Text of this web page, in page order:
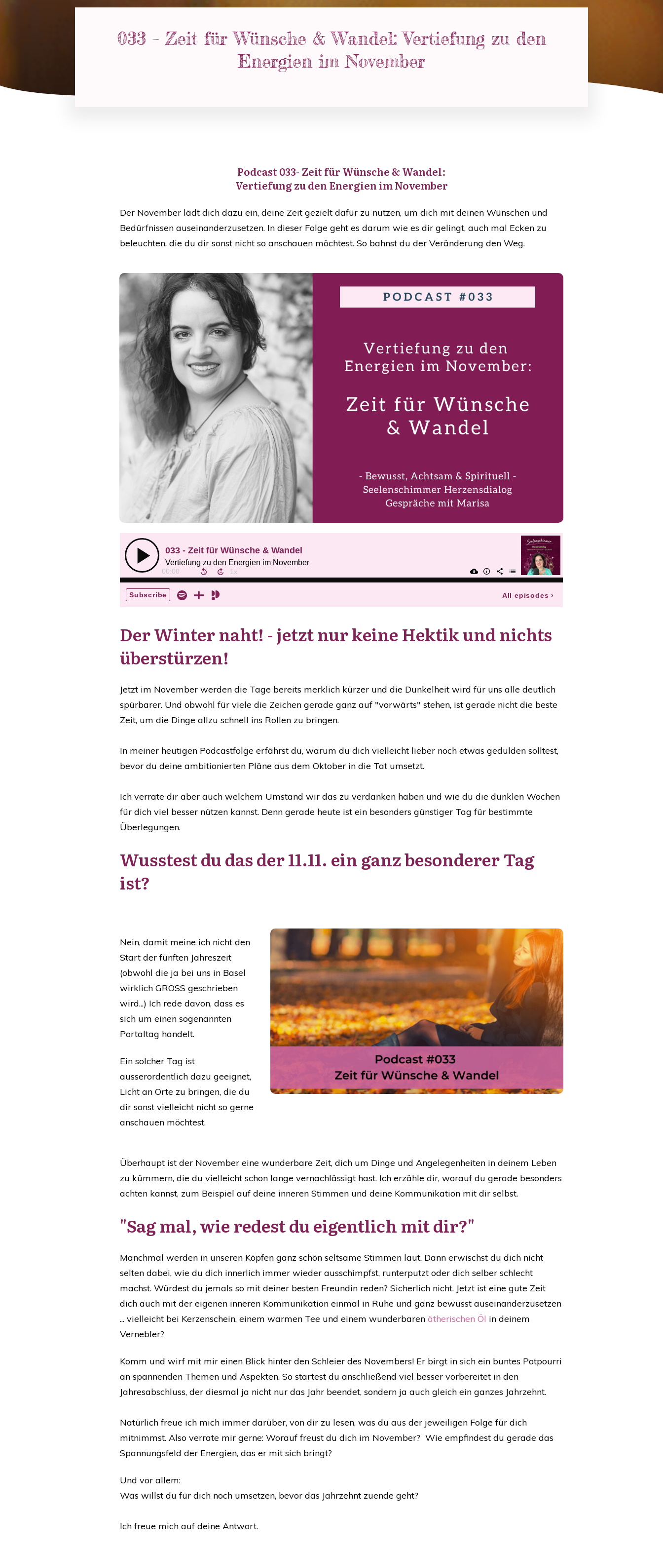
033 – Zeit für Wünsche & Wandel: Vertiefung zu den
Energien im November
Podcast 033- Zeit für Wünsche & Wandel:
Vertiefung zu den Energien im November
Der November lädt dich dazu ein, deine Zeit gezielt dafür zu nutzen, um dich mit deinen Wünschen und
Bedürfnissen auseinanderzusetzen. In dieser Folge geht es darum wie es dir gelingt, auch mal Ecken zu
beleuchten, die du dir sonst nicht so anschauen möchtest. So bahnst du der Veränderung den Weg.
Der Winter naht! - jetzt nur keine Hektik und nichts
überstürzen!
Jetzt im November werden die Tage bereits merklich kürzer und die Dunkelheit wird für uns alle deutlich
spürbarer. Und obwohl für viele die Zeichen gerade ganz auf "vorwärts" stehen, ist gerade nicht die beste
Zeit, um die Dinge allzu schnell ins Rollen zu bringen.
In meiner heutigen Podcastfolge erfährst du, warum du dich vielleicht lieber noch etwas gedulden solltest,
bevor du deine ambitionierten Pläne aus dem Oktober in die Tat umsetzt.
Ich verrate dir aber auch welchem Umstand wir das zu verdanken haben und wie du die dunklen Wochen
für dich viel besser nützen kannst. Denn gerade heute ist ein besonders günstiger Tag für bestimmte
Überlegungen.
Wusstest du das der 11.11. ein ganz besonderer Tag
ist?
Nein, damit meine ich nicht den
Start der fünften Jahreszeit
(obwohl die ja bei uns in Basel
wirklich GROSS geschrieben
wird...) Ich rede davon, dass es
sich um einen sogenannten
Portaltag handelt.
Ein solcher Tag ist
ausserordentlich dazu geeignet,
Licht an Orte zu bringen, die du
dir sonst vielleicht nicht so gerne
anschauen möchtest.
Überhaupt ist der November eine wunderbare Zeit, dich um Dinge und Angelegenheiten in deinem Leben
zu kümmern, die du vielleicht schon lange vernachlässigt hast. Ich erzähle dir, worauf du gerade besonders
achten kannst, zum Beispiel auf deine inneren Stimmen und deine Kommunikation mit dir selbst.
"Sag mal, wie redest du eigentlich mit dir?"
Manchmal werden in unseren Köpfen ganz schön seltsame Stimmen laut. Dann erwischst du dich nicht
selten dabei, wie du dich innerlich immer wieder ausschimpfst, runterputzt oder dich selber schlecht
machst. Würdest du jemals so mit deiner besten Freundin reden? Sicherlich nicht. Jetzt ist eine gute Zeit
dich auch mit der eigenen inneren Kommunikation einmal in Ruhe und ganz bewusst auseinanderzusetzen
... vielleicht bei Kerzenschein, einem warmen Tee und einem wunderbaren ätherischen Öl in deinem
Vernebler?
Komm und wirf mit mir einen Blick hinter den Schleier des Novembers! Er birgt in sich ein buntes Potpourri
an spannenden Themen und Aspekten. So startest du anschließend viel besser vorbereitet in den
Jahresabschluss, der diesmal ja nicht nur das Jahr beendet, sondern ja auch gleich ein ganzes Jahrzehnt.
Natürlich freue ich mich immer darüber, von dir zu lesen, was du aus der jeweiligen Folge für dich
mitnimmst. Also verrate mir gerne: Worauf freust du dich im November? Wie empfindest du gerade das
Spannungsfeld der Energien, das er mit sich bringt?
Und vor allem:
Was willst du für dich noch umsetzen, bevor das Jahrzehnt zuende geht?
Ich freue mich auf deine Antwort.